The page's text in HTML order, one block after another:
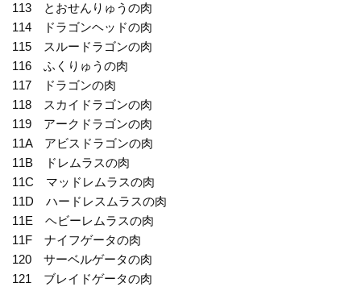
113 とおせんりゅうの肉
114 ドラゴンヘッドの肉
115 スルードラゴンの肉
116 ふくりゅうの肉
117 ドラゴンの肉
118 スカイドラゴンの肉
119 アークドラゴンの肉
11A アビスドラゴンの肉
11B ドレムラスの肉
11C マッドレムラスの肉
11D ハードレスムラスの肉
11E ヘビーレムラスの肉
11F ナイフゲータの肉
120 サーベルゲータの肉
121 ブレイドゲータの肉